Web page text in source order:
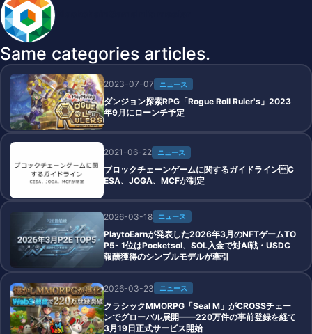
Same categories articles.
2023-07-07 ニュース
ダンジョン探索RPG「Rogue Roll Ruler's」2023
年9月にローンチ予定
2021-06-22 ニュース
ブロックチェーンゲームに関するガイドラインC
ESA、JOGA、MCFが制定
2026-03-18 ニュース
PlaytoEarnが発表した2026年3月のNFTゲームTO
P5- 1位はPocketsol、SOL入金で対AI戦・USDC
報酬獲得のシンプルモデルが牽引
2026-03-23 ニュース
クラシックMMORPG「Seal M」がCROSSチェー
ンでグローバル展開——220万件の事前登録を経て
3月19日正式サービス開始